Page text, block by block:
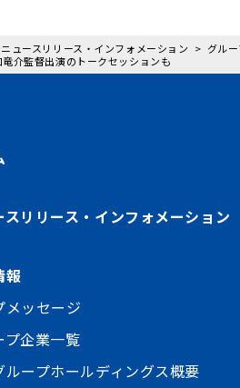
ニュースリリース・インフォメーション
グル
介監督出演のトークセッションも
スリリース・インフォメーション
報
メッセージ
プ企業一覧
ループホールディングス概要